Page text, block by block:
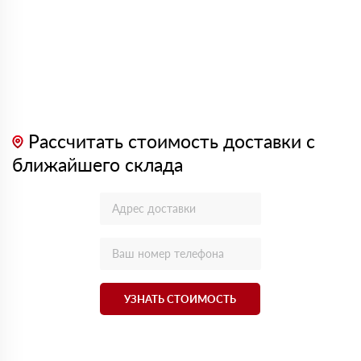
Рассчитать стоимость доставки с
ближайшего склада
УЗНАТЬ СТОИМОСТЬ